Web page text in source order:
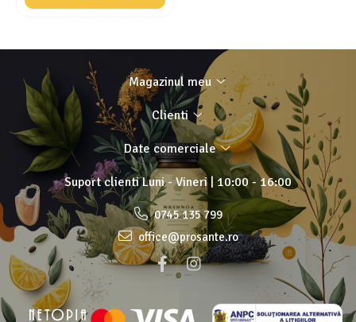
Magazinul meu
Clienti
Date comerciale
Suport clientiLuni - Vineri | 10:00 - 16:00
0745 135 799
office@prosante.ro